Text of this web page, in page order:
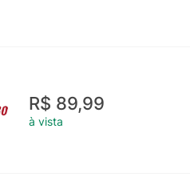
R$ 89,99
à vista